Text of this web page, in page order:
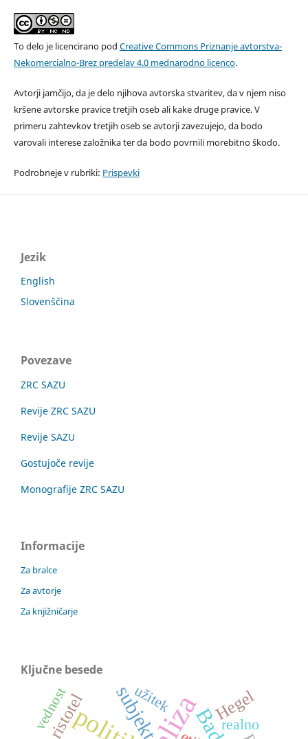
To delo je licencirano pod Creative Commons Priznanje avtorstva-
Nekomercialno-Brez predelav 4.0 mednarodno licenco.
Avtorji jamčijo, da je delo njihova avtorska stvaritev, da v njem niso
kršene avtorske pravice tretjih oseb ali kake druge pravice. V
primeru zahtevkov tretjih oseb se avtorji zavezujejo, da bodo
varovali interese založnika ter da bodo povrnili morebitno škodo.
Podrobneje v rubriki: Prispevki
Jezik
English
Slovenščina
Povezave
ZRC SAZU
Revije ZRC SAZU
Revije SAZU
Gostujoče revije
Monografije ZRC SAZU
Informacije
Za bralce
Za avtorje
Za knjižničarje
Ključne besede
subjekt
Aristotel Hegel
realno
užitek
vednost